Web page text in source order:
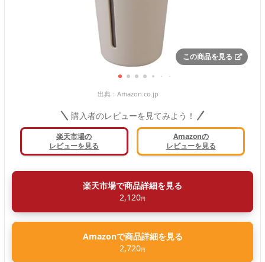
この商品を見る
出典： Amazon.co.jp
購入者のレビューを見てみよう！
楽天市場の
レビューを見る
Amazonの
レビューを見る
楽天市場で商品詳細を見る
2,120円
Amazonで商品詳細を見る
2,720円